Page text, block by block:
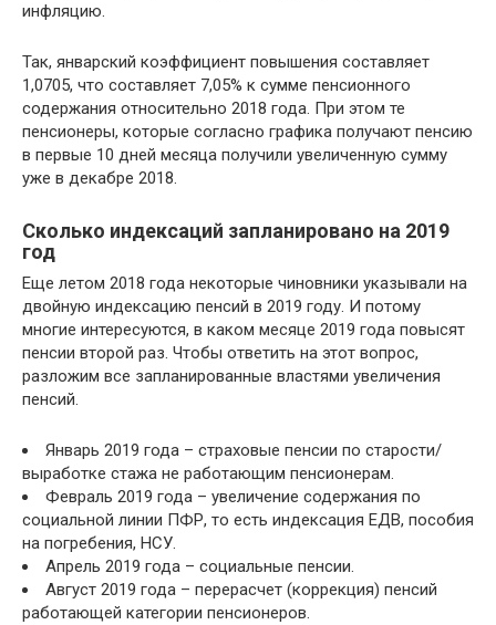
инфляцию.
Так, январский коэффициент повышения составляет
1,0705, что составляет 7,05% к сумме пенсионного
содержания относительно 2018 года. При этом те
пенсионеры, которые согласно графика получают пенсию
в первые 10 дней месяца получили увеличенную сумму
уже в декабре 2018.
Сколько индексаций запланировано на 2019
год
Еще летом 2018 года некоторые чиновники указывали на
двойную индексацию пенсий в 2019 году. И потому
многие интересуются, в каком месяце 2019 года повысят
пенсии второй раз. Чтобы ответить на этот вопрос,
разложим все запланированные властями увеличения
пенсий.
Январь 2019 года – страховые пенсии по старости/
выработке стажа не работающим пенсионерам.
Февраль 2019 года – увеличение содержания по
социальной линии ПФР, то есть индексация ЕДВ, пособия
на погребения, НСУ.
Апрель 2019 года – социальные пенсии.
Август 2019 года – перерасчет (коррекция) пенсий
работающей категории пенсионеров.